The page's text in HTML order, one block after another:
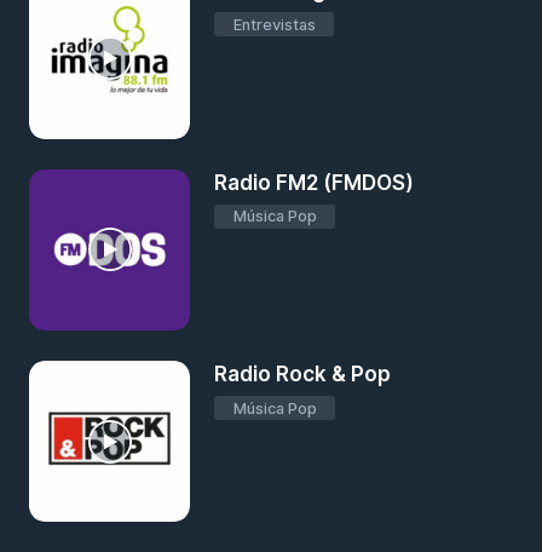
Entrevistas
Radio FM2 (FMDOS)
Música Pop
Radio Rock & Pop
Música Pop